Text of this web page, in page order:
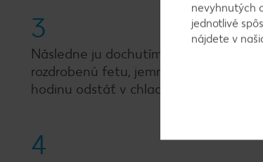
3
Následne ju dochutíme nasekaným
rozdrobenú fetu, jemne osolíme a
hodinu odstáť v chladničke, aby sa
4
nevyhnutých
jednotlivé
nájdete v